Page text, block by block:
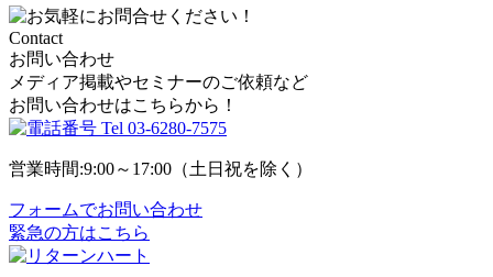
Contact
お問い合わせ
メディア掲載やセミナーのご依頼など
お問い合わせはこちらから！
Tel 03-6280-7575
営業時間:9:00～17:00（土日祝を除く）
フォームでお問い合わせ
緊急の方はこちら